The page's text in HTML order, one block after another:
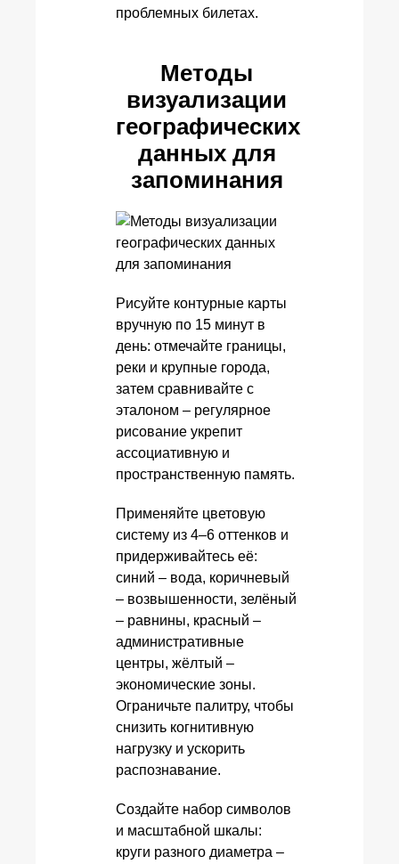
проблемных билетах.
Методы
визуализации
географических
данных для
запоминания
Рисуйте контурные карты
вручную по 15 минут в
день: отмечайте границы,
реки и крупные города,
затем сравнивайте с
эталоном – регулярное
рисование укрепит
ассоциативную и
пространственную память.
Применяйте цветовую
систему из 4–6 оттенков и
придерживайтесь её:
синий – вода, коричневый
– возвышенности, зелёный
– равнины, красный –
административные
центры, жёлтый –
экономические зоны.
Ограничьте палитру, чтобы
снизить когнитивную
нагрузку и ускорить
распознавание.
Создайте набор символов
и масштабной шкалы:
круги разного диаметра –